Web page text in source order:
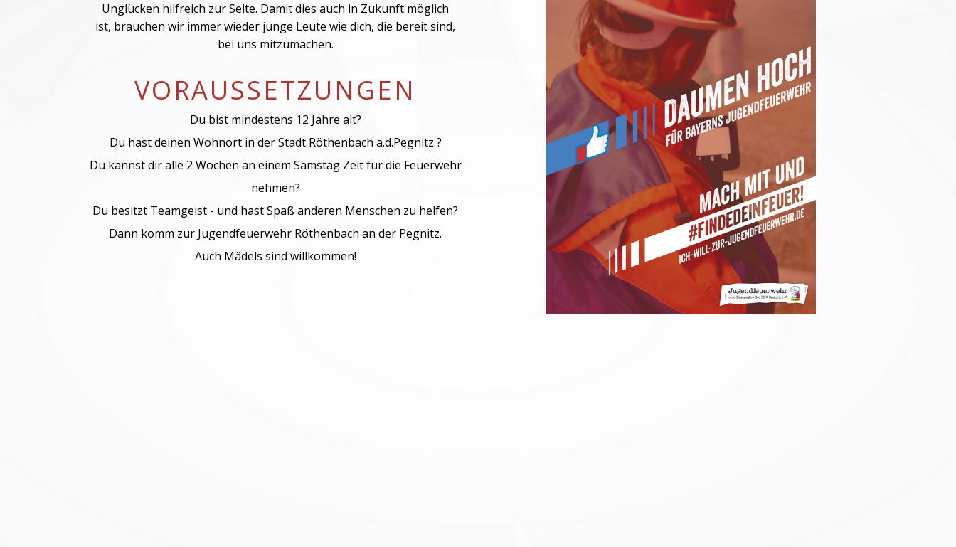
Unglücken hilfreich zur Seite. Damit dies auch in Zukunft möglich
ist, brauchen wir immer wieder junge Leute wie dich, die bereit sind,
bei uns mitzumachen.
Du bist mindestens 12 Jahre alt?
Du hast deinen Wohnort in der Stadt Röthenbach a.d.Pegnitz ?
Du kannst dir alle 2 Wochen an einem Samstag Zeit für die Feuerwehr
nehmen?
Du besitzt Teamgeist - und hast Spaß anderen Menschen zu helfen?
Dann komm zur Jugendfeuerwehr Röthenbach an der Pegnitz.
Auch Mädels sind willkommen!
VORAUSSETZUNGEN